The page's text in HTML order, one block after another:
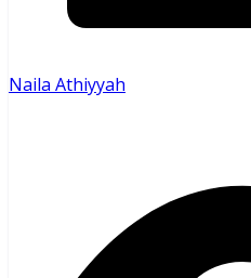
Naila Athiyyah